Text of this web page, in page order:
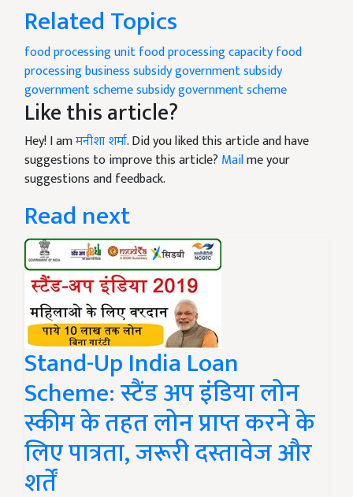
Related Topics
food processing unitfood processing capacityfood
processing business subsidygovernment subsidy
government scheme subsidygovernment scheme
Like this article?
Hey! I amमनीशा शर्मा. Did you liked this article and have
suggestions to improve this article? Mailme your
suggestions and feedback.
Read next
Stand-Up India Loan
Scheme: स्टैंड अप इंडिया लोन
स्कीम के तहत लोन प्राप्त करने के
लिए पात्रता, जरूरी दस्तावेज और
शर्तें